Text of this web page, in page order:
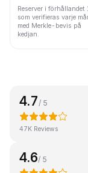
Reserver i förhållandet
som verifieras varje
med Merkle-bevis på
kedjan.
4.7 / 5
47K Reviews
4.6/ 5